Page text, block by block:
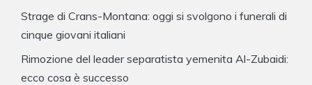
Strage di Crans-Montana: oggi si svolgono i funerali di
cinque giovani italiani
Rimozione del leader separatista yemenita Al-Zubaidi:
ecco cosa è successo